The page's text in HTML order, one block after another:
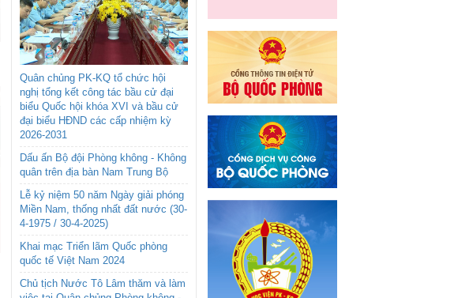
Quân chủng PK-KQ tổ chức hội
nghị tổng kết công tác bầu cử đại
biểu Quốc hội khóa XVI và bầu cử
đại biểu HĐND các cấp nhiệm kỳ
2026-2031
Dấu ấn Bộ đội Phòng không - Không
quân trên địa bàn Nam Trung Bộ
Lễ kỷ niệm 50 năm Ngày giải phóng
Miền Nam, thống nhất đất nước (30-
4-1975 / 30-4-2025)
Khai mạc Triển lãm Quốc phòng
quốc tế Việt Nam 2024
Chủ tịch Nước Tô Lâm thăm và làm